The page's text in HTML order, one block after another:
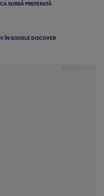
SURSĂ PREFERATĂ
ÎN GOOGLE DISCOVER